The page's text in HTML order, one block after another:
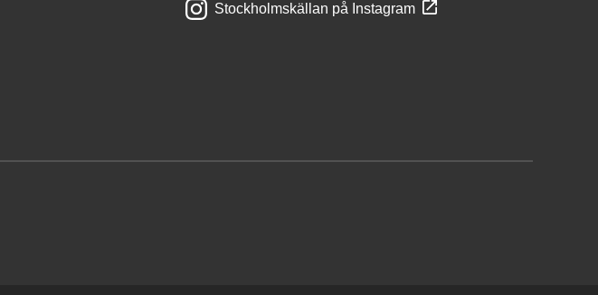
Stockholmskällan på Instagram